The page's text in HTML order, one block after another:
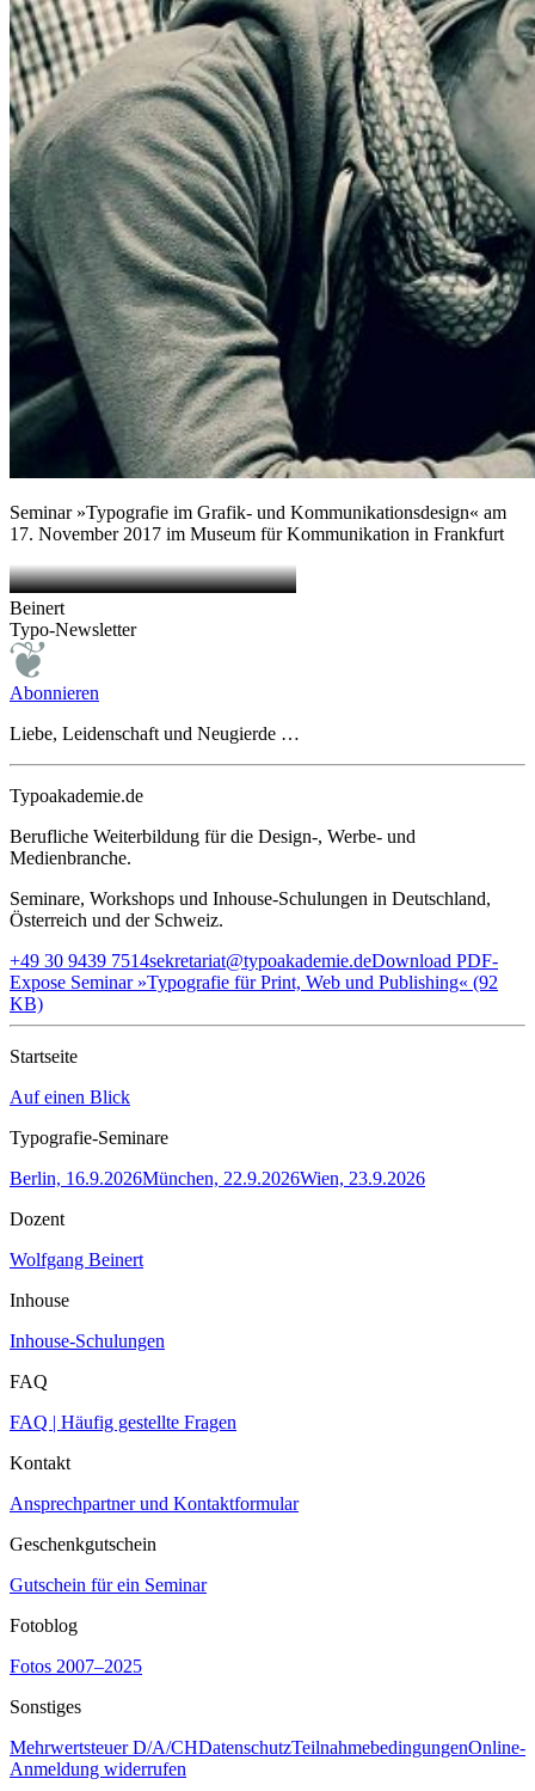
Seminar »Typografie im Grafik- und Kommunikationsdesign« am
17. November 2017 im Museum für Kommunikation in Frankfurt
Beinert
Typo-Newsletter
Abonnieren
Liebe, Leidenschaft und Neugierde …
Typoakademie.de
Berufliche Weiterbildung für die Design-, Werbe- und
Medienbranche.
Seminare, Workshops und Inhouse-Schulungen in Deutschland,
Österreich und der Schweiz.
+49 30 9439 7514sekretariat@typoakademie.deDownload PDF-
Expose Seminar »Typografie für Print, Web und Publishing« (92
KB)
Startseite
Auf einen Blick
Typografie-Seminare
Berlin, 16.9.2026München, 22.9.2026Wien, 23.9.2026
Dozent
Wolfgang Beinert
Inhouse
Inhouse-Schulungen
FAQ
FAQ | Häufig gestellte Fragen
Kontakt
Ansprechpartner und Kontaktformular
Geschenkgutschein
Gutschein für ein Seminar
Fotoblog
Fotos 2007–2025
Sonstiges
Mehrwertsteuer D/A/CHDatenschutzTeilnahmebedingungenOnline-
Anmeldung widerrufen